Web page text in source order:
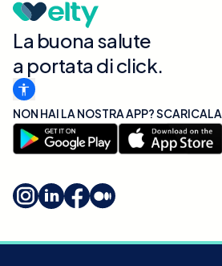
La buona salute
a portata di click.
NON HAI LA NOSTRA APP? SCARICALA